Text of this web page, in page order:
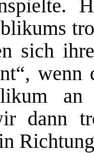
sich
an
dann